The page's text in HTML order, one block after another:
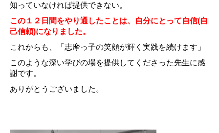
知っていなければ提供できない。
この１２日間をやり通したことは、自分にとって自信(自
己信頼)になりました。
これからも、「志摩っ子の笑顔が輝く実践を続けます」
このような深い学びの場を提供してくださった先生に感
謝です。
ありがとうございました。